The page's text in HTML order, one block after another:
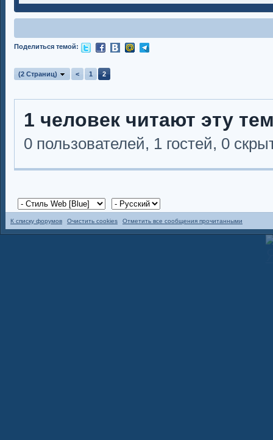
Поделиться темой:
(2 Страниц) < 1 2
1 человек читают эту
0 пользователей, 1 гостей, 0
К списку форумов Очистить cookies Отметить все сообщения прочитанными